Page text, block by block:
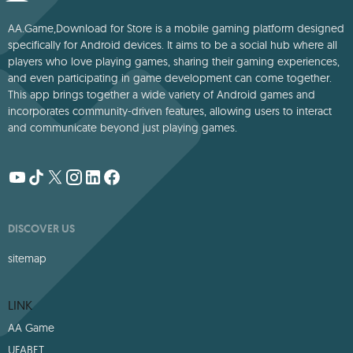
AA.Game,Download for Store is a mobile gaming platform designed
specifically for Android devices. It aims to be a social hub where all
players who love playing games, sharing their gaming experiences,
and even participating in game development can come together.
This app brings together a wide variety of Android games and
incorporates community-driven features, allowing users to interact
and communicate beyond just playing games.
DISCOVER US
sitemap
LINK
AA Game
UFABET